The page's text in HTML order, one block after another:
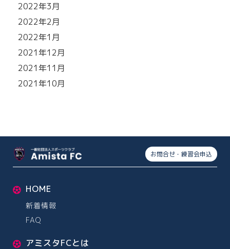
2022年3月
2022年2月
2022年1月
2021年12月
2021年11月
2021年10月
お問合せ・練習会申込
HOME
新着情報
FAQ
アミスタFCとは